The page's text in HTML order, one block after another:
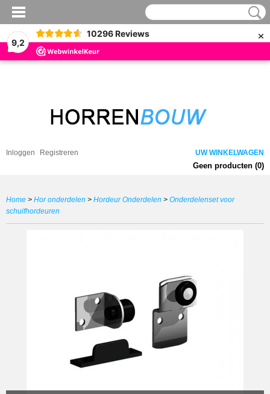
9,2
10296 Reviews ×
Inloggen Registreren UW WINKELWAGEN
Geen producten (0)
Home > Hor onderdelen > Hordeur Onderdelen > Onderdelenset voor
schuifhordeuren